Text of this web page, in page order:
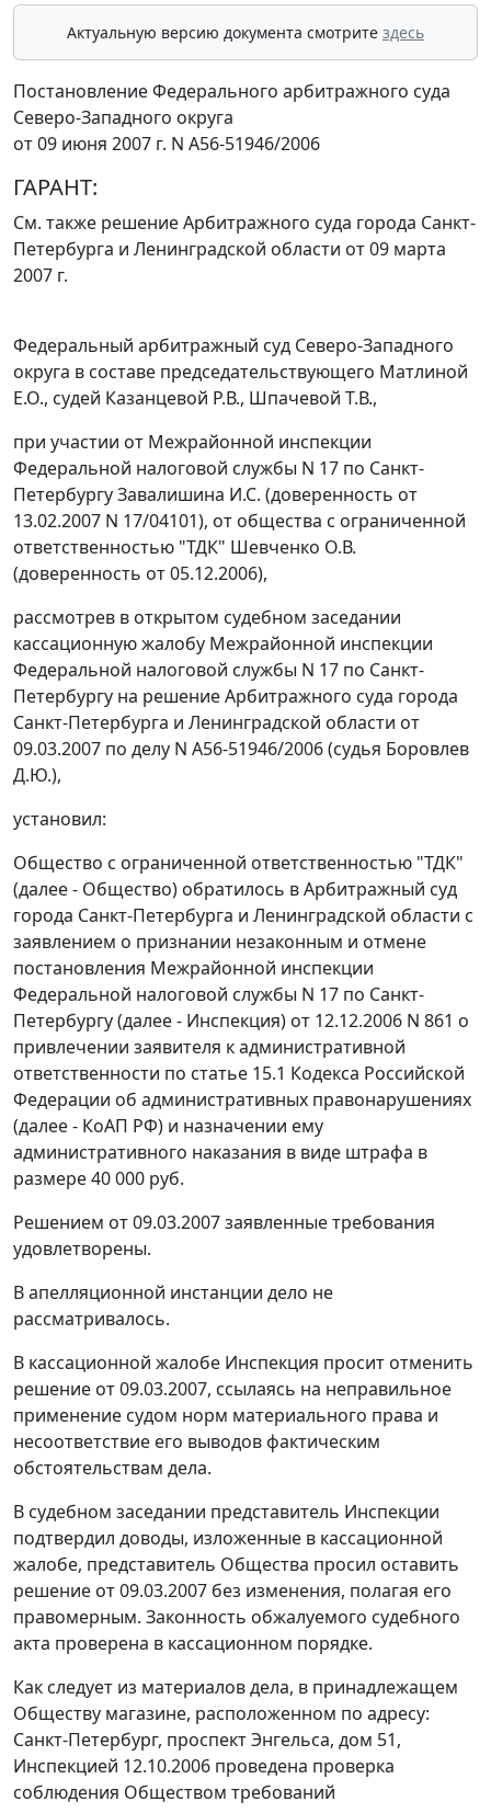
Актуальную версию документа смотрите здесь
Постановление Федерального арбитражного суда
Северо-Западного округа
от 09 июня 2007 г. N А56-51946/2006
ГАРАНТ:
См. также решение Арбитражного суда города Санкт-
Петербурга и Ленинградской области от 09 марта
2007 г.
Федеральный арбитражный суд Северо-Западного
округа в составе председательствующего Матлиной
Е.О., судей Казанцевой Р.В., Шпачевой Т.В.,
при участии от Межрайонной инспекции
Федеральной налоговой службы N 17 по Санкт-
Петербургу Завалишина И.С. (доверенность от
13.02.2007 N 17/04101), от общества с ограниченной
ответственностью "ТДК" Шевченко О.В.
(доверенность от 05.12.2006),
рассмотрев в открытом судебном заседании
кассационную жалобу Межрайонной инспекции
Федеральной налоговой службы N 17 по Санкт-
Петербургу на решение Арбитражного суда города
Санкт-Петербурга и Ленинградской области от
09.03.2007 по делу N А56-51946/2006 (судья Боровлев
Д.Ю.),
установил:
Общество с ограниченной ответственностью "ТДК"
(далее - Общество) обратилось в Арбитражный суд
города Санкт-Петербурга и Ленинградской области с
заявлением о признании незаконным и отмене
постановления Межрайонной инспекции
Федеральной налоговой службы N 17 по Санкт-
Петербургу (далее - Инспекция) от 12.12.2006 N 861 о
привлечении заявителя к административной
ответственности по статье 15.1 Кодекса Российской
Федерации об административных правонарушениях
(далее - КоАП РФ) и назначении ему
административного наказания в виде штрафа в
размере 40 000 руб.
Решением от 09.03.2007заявленные требования
удовлетворены.
В апелляционной инстанции дело не
рассматривалось.
В кассационной жалобе Инспекция просит отменить
решение от 09.03.2007, ссылаясь на неправильное
применение судом норм материального права и
несоответствие его выводов фактическим
обстоятельствам дела.
В судебном заседании представитель Инспекции
подтвердил доводы, изложенные в кассационной
жалобе, представитель Общества просил оставить
решение от 09.03.2007 без изменения, полагая его
правомерным. Законность обжалуемого судебного
акта проверена в кассационном порядке.
Как следует из материалов дела, в принадлежащем
Обществу магазине, расположенном по адресу:
Санкт-Петербург, проспект Энгельса, дом 51,
Инспекцией 12.10.2006 проведена проверка
соблюдения Обществом требований